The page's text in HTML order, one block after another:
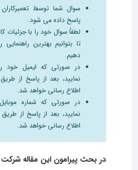
سوال شما توسط
پاسخ داده می شود.
لطفاً سوال خود را با جزئیات
تا بتوانیم بهترین راهنمایی
دهیم.
در صورتی که ایمیل خود
نمایید، بعد از پاسخ از
اطلاع رسانی خواهد شد.
در صورتی که شماره
نمایید، بعد از پاسخ از
اطلاع رسانی خواهد شد.
در بحث‌ پیرامون این مقاله شرکت